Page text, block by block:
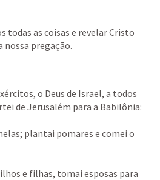
todas as coisas e revelar Cristo
nossa pregação.
o Deus de Israel, a todos
de Jerusalém para a Babilônia:
plantai pomares e comei o
e filhas, tomai esposas para